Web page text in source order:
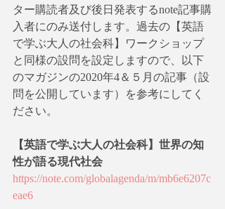
ター購読者及び後日発表するnote記事購
入者にのみ送付します。過去の【英語
で学ぶ大人の社会科】ワークショップ
と同様の設問を設定しますので、以下
のマガジンの2020年4＆５月の記事（設
問を公開しています）を参考にしてく
ださい。
【英語で学ぶ大人の社会科】世界の知
性が語る現代社会
https://note.com/globalagenda/m/mb6e6207c
eae6